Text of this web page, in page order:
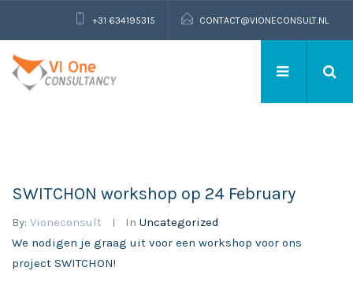
+31 634195315 CONTACT@VIONECONSULT.NL
SWITCHON workshop op 24 February
By: Vioneconsult In Uncategorized
We nodigen je graag uit voor een workshop voor ons
project SWITCHON!